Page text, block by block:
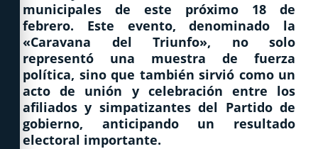
municipales de este próximo 18 de
febrero. Este evento, denominado la
«Caravana del Triunfo», no solo
representó una muestra de fuerza
política, sino que también sirvió como un
acto de unión y celebración entre los
afiliados y simpatizantes del Partido de
gobierno, anticipando un resultado
electoral importante.